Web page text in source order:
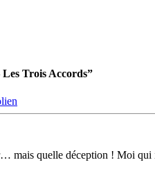
Les Trois Accords”
mais quelle déception ! Moi